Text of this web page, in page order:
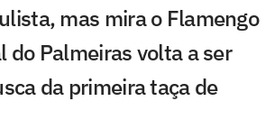
mas mira o Flamengo
do Palmeiras volta a ser
da primeira taça de